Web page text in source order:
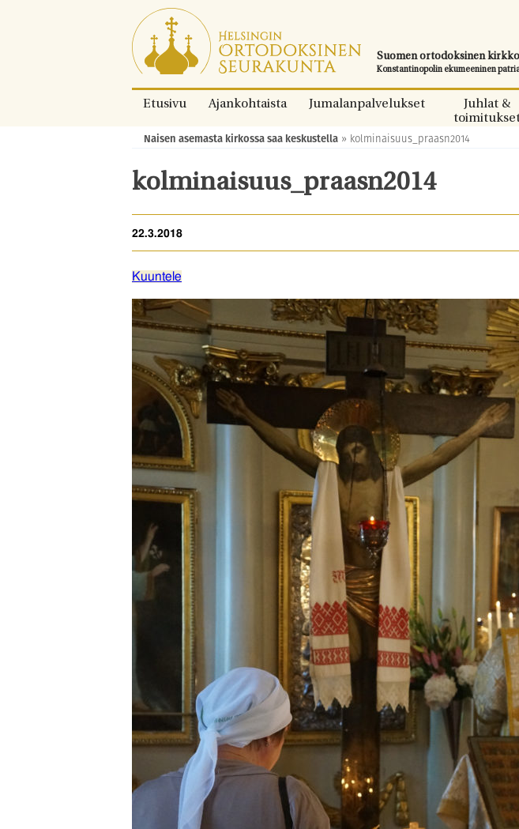
Siirry
suoraan
sisältöön.
Suomen ortodoksinen kirkko
Konstantinopolin ekumeeninen
Etusivu Ajankohtaista Jumalanpalvelukset
Juhlat &
Murupolku:
Naisen asemasta kirkossa saa keskustella » kolminaisuus_praasn2014
kolminaisuus_praasn2014
22.3.2018
Kuuntele